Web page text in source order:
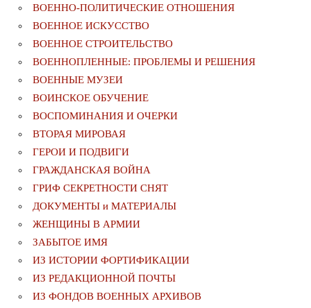
ВОЕННО-ПОЛИТИЧЕСКИE ОТНОШЕНИЯ
ВОЕННОЕ ИСКУССТВО
ВОЕННОЕ СТРОИТЕЛЬСТВО
ВОЕННОПЛЕННЫЕ: ПРОБЛЕМЫ И РЕШЕНИЯ
ВОЕННЫЕ МУЗЕИ
ВОИНСКОЕ ОБУЧЕНИЕ
ВОСПОМИНАНИЯ И ОЧЕРКИ
ВТОРАЯ МИРОВАЯ
ГЕРОИ И ПОДВИГИ
ГРАЖДАНСКАЯ ВОЙНА
ГРИФ СЕКРЕТНОСТИ СНЯТ
ДОКУМЕНТЫ и МАТЕРИАЛЫ
ЖЕНЩИНЫ В АРМИИ
ЗАБЫТОЕ ИМЯ
ИЗ ИСТОРИИ ФОРТИФИКАЦИИ
ИЗ РЕДАКЦИОННОЙ ПОЧТЫ
ИЗ ФОНДОВ ВОЕННЫХ АРХИВОВ